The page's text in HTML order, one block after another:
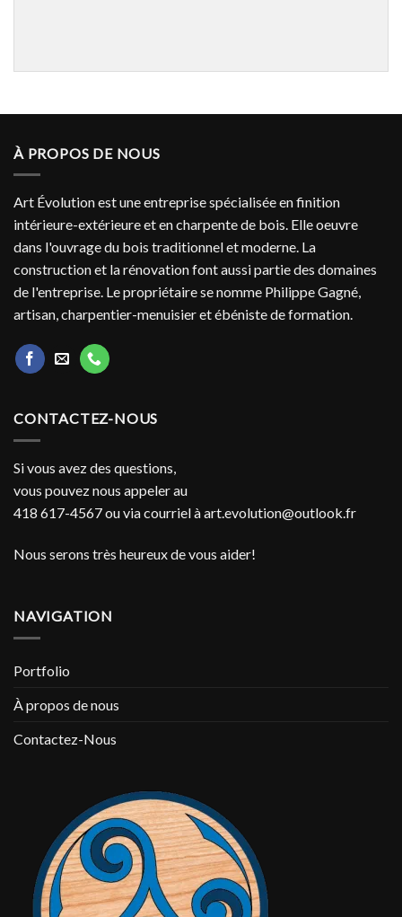
À PROPOS DE NOUS
Art Évolution est une entreprise spécialisée en finition
intérieure-extérieure et en charpente de bois. Elle oeuvre
dans l'ouvrage du bois traditionnel et moderne. La
construction et la rénovation font aussi partie des domaines
de l'entreprise. Le propriétaire se nomme Philippe Gagné,
artisan, charpentier-menuisier et ébéniste de formation.
CONTACTEZ-NOUS
Si vous avez des questions,
vous pouvez nous appeler au
418 617-4567 ou via courriel àart.evolution@outlook.fr
Nous serons très heureux de vous aider!
NAVIGATION
Portfolio
À propos de nous
Contactez-Nous